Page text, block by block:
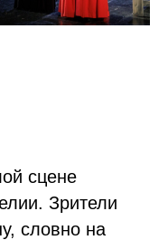
сцене
Зрители
словно на